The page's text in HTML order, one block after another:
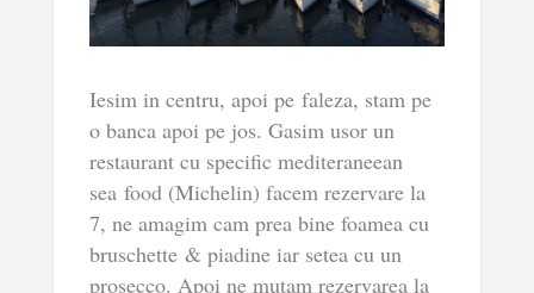
Iesim in centru, apoi pe faleza, stam pe
o banca apoi pe jos. Gasim usor un
restaurant cu specific mediteraneean
sea food (Michelin) facem rezervare la
7, ne amagim cam prea bine foamea cu
bruschette & piadine iar setea cu un
prosecco. Apoi ne mutam rezervarea la